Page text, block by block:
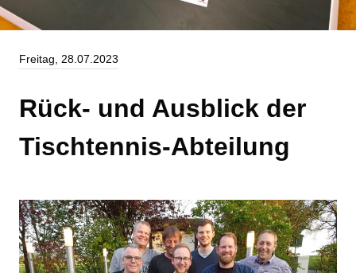
Freitag, 28.07.2023
Rück- und Ausblick der
Tischtennis-Abteilung